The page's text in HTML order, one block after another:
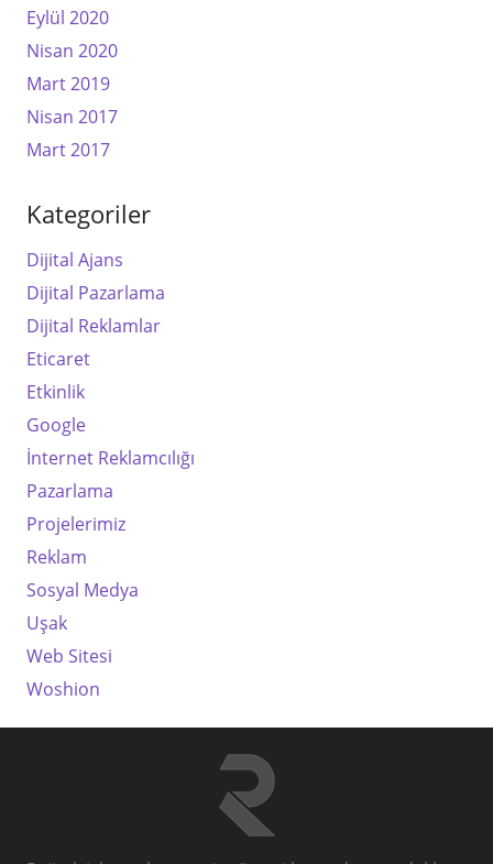
Eylül 2020
Nisan 2020
Mart 2019
Nisan 2017
Mart 2017
Kategoriler
Dijital Ajans
Dijital Pazarlama
Dijital Reklamlar
Eticaret
Etkinlik
Google
İnternet Reklamcılığı
Pazarlama
Projelerimiz
Reklam
Sosyal Medya
Uşak
Web Sitesi
Woshion